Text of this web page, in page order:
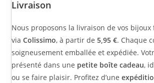
Livraison
Nous proposons la livraison de vos
viaColissimo, à partir de5,95 €. Chaque
soigneusement emballée et expédiée.
présenté dans une petite boîte cadeau,
ou se faire plaisir. Profitez d’une